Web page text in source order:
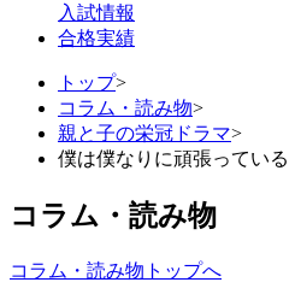
入試情報
合格実績
トップ>
コラム・読み物>
親と子の栄冠ドラマ>
僕は僕なりに頑張っている
コラム・読み物
コラム・読み物トップへ